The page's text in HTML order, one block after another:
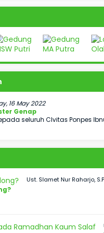
16 May 2022
Genap
seluruh CIvitas Ponpes
Ust. Slamet Nur Raharjo,